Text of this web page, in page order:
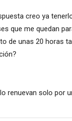
creo ya
que me quedan
de unas 20 horas
renuevan solo por